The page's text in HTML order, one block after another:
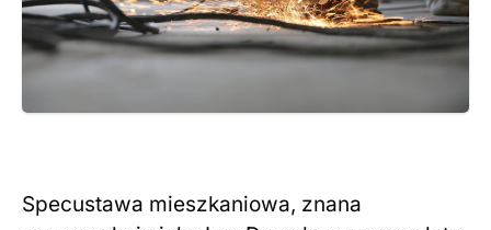
Specustawa mieszkaniowa, znana